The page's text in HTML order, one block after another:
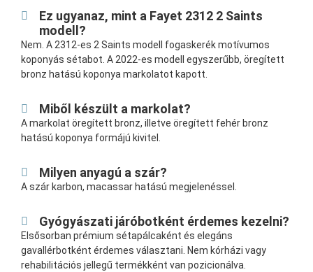
Ez ugyanaz, mint a Fayet 2312 2 Saints
modell?
Nem. A 2312-es 2 Saints modell fogaskerék motívumos
koponyás sétabot. A 2022-es modell egyszerűbb, öregített
bronz hatású koponya markolatot kapott.
Miből készült a markolat?
A markolat öregített bronz, illetve öregített fehér bronz
hatású koponya formájú kivitel.
Milyen anyagú a szár?
A szár karbon, macassar hatású megjelenéssel.
Gyógyászati járóbotként érdemes kezelni?
Elsősorban prémium sétapálcaként és elegáns
gavallérbotként érdemes választani. Nem kórházi vagy
rehabilitációs jellegű termékként van pozicionálva.